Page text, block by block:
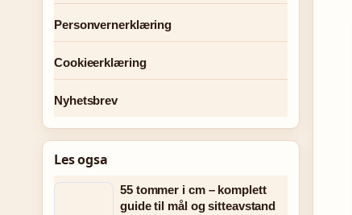
Personvernerklæring
Cookieerklæring
Nyhetsbrev
Les ogsa
55 tommer i cm – komplett
guide til mål og sitteavstand